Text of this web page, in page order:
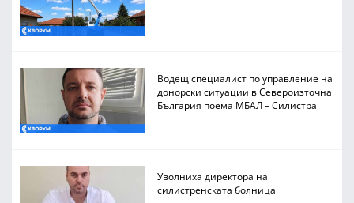
Водещ специалист по управление на
донорски ситуации в Североизточна
България поема МБАЛ – Силистра
Уволниха директора на
силистренската болница